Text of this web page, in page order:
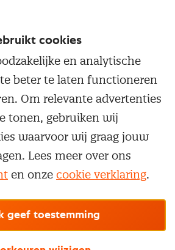
trainingen
beherenOnzealgemene
© Nevi.nl
cookies
en analytische
beter te laten functioneren
Om relevante advertenties
tonen, gebruiken wij
waarvoor wij graag jouw
Lees meer over ons
en onze cookie verklaring.
geef toestemming